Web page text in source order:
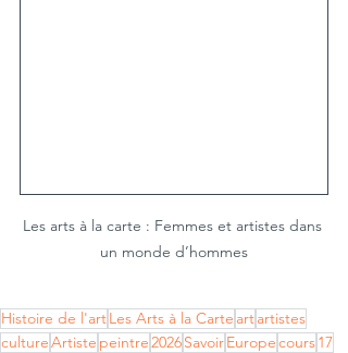
Les arts à la carte : Femmes et artistes dans
un monde d’hommes
Histoire de l'artLes Arts à la Carte artartistes
cultureArtiste peintre 2026SavoirEuropecours17